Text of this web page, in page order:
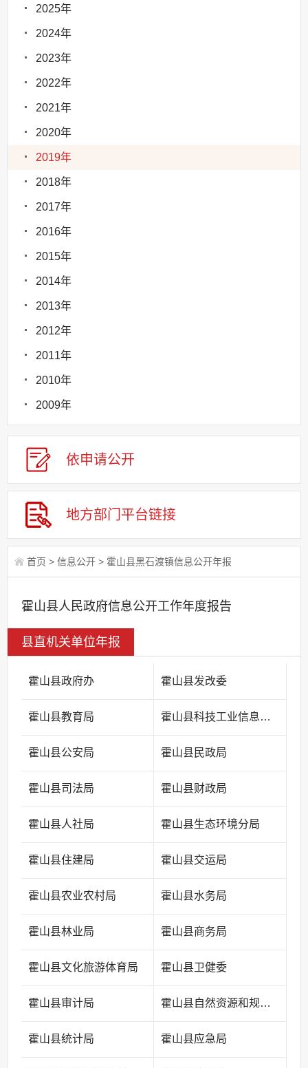
2025年
2024年
2023年
2022年
2021年
2020年
2019年
2018年
2017年
2016年
2015年
2014年
2013年
2012年
2011年
2010年
2009年
依申请公开
地方部门平台链接
首页 > 信息公开 > 霍山县黑石渡镇信息公开年报
霍山县人民政府信息公开工作年度报告
县直机关单位年报
霍山县政府办 霍山县发改委
霍山县教育局 霍山县科技工业信息化局
霍山县公安局 霍山县民政局
霍山县司法局 霍山县财政局
霍山县人社局 霍山县生态环境分局
霍山县住建局 霍山县交运局
霍山县农业农村局 霍山县水务局
霍山县林业局 霍山县商务局
霍山县文化旅游体育局 霍山县卫健委
霍山县审计局 霍山县自然资源和规划局
霍山县统计局 霍山县应急局